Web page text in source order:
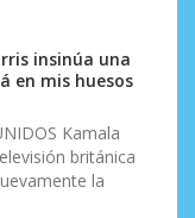
insinúa una
en mis huesos
Kamala
británica
la